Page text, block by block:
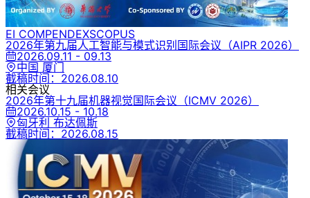
EI COMPENDEXSCOPUS
2026年第九届人工智能与模式识别国际会议 （AIPR 2026）
2026.09.11 - 09.13
中国 厦门
截稿时间： 2026.08.10
相关会议
2026年第十九届机器视觉国际会议 （ICMV 2026）
2026.10.15 - 10.18
匈牙利 布达佩斯
截稿时间： 2026.08.15